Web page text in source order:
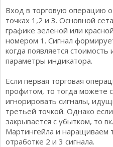
Вход в торговую операцию
точках 1,2 и 3. Основной
графике зеленой или
номером 1. Сигнал
когда появляется стоимость
параметры индикатора.
Если первая торговая
профитом, то тогда можете
игнорировать сигналы,
третьей точкой. Однако
закрывается с убытком, то
Мартингейла и наращиваем
отработке 2 и 3 сигнала.